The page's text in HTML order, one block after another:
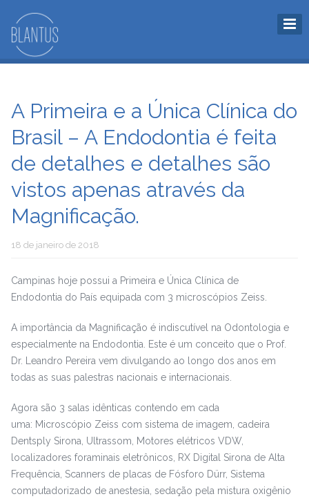
A Primeira e a Única Clínica do
Brasil – A Endodontia é feita
de detalhes e detalhes são
vistos apenas através da
Magnificação.
18 de janeiro de 2018
Campinas hoje possui a Primeira e Única Clínica de
Endodontia do País equipada com 3 microscópios Zeiss.
A importância da Magnificação é indiscutível na Odontologia e
especialmente na Endodontia. Este é um conceito que o Prof.
Dr. Leandro Pereira vem divulgando ao longo dos anos em
todas as suas palestras nacionais e internacionais.
Agora são 3 salas idênticas contendo em cada
uma: Microscópio Zeiss com sistema de imagem, cadeira
Dentsply Sirona, Ultrassom, Motores elétricos VDW,
localizadores foraminais eletrônicos, RX Digital Sirona de Alta
Frequência, Scanners de placas de Fósforo Dürr, Sistema
computadorizado de anestesia, sedação pela mistura oxigênio